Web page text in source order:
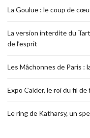
La Goulue : le coup de
La version interdite du
de l’esprit
Les Mâchonnes de Paris :
Expo Calder, le roi du fil
Le ring de Katharsy, un